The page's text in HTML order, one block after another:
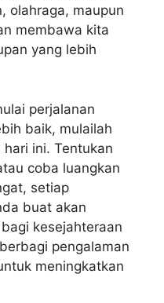
olahraga, maupun
membawa kita
yang lebih
perjalanan
baik, mulailah
ini. Tentukan
coba luangkan
setiap
buat akan
kesejahteraan
pengalaman
meningkatkan